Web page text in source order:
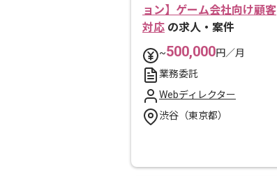
ョン】ゲーム会社向け顧客
対応 の求人・案件
~500,000円／月
業務委託
Webディレクター
渋谷（東京都）